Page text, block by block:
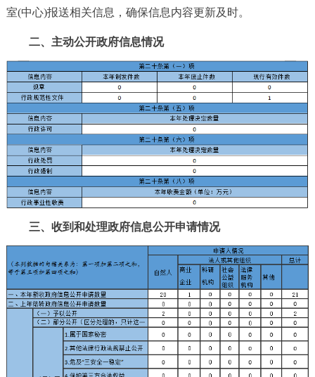
室(中心)报送相关信息，确保信息内容更新及时。
二、主动公开政府信息情况
三、收到和处理政府信息公开申请情况